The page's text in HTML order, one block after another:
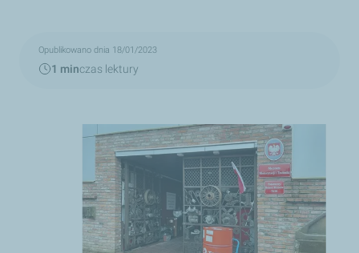
Opublikowano dnia 18/01/2023
1 minczas lektury